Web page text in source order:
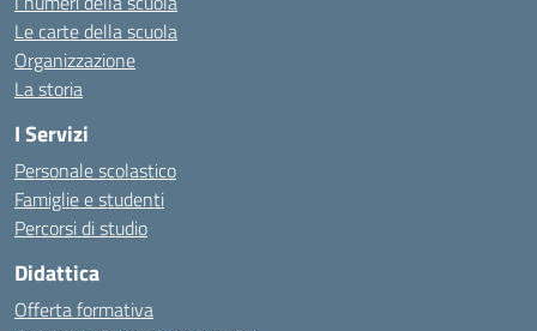
Le carte della scuola
Organizzazione
La storia
I Servizi
Personale scolastico
Famiglie e studenti
Percorsi di studio
Didattica
Offerta formativa